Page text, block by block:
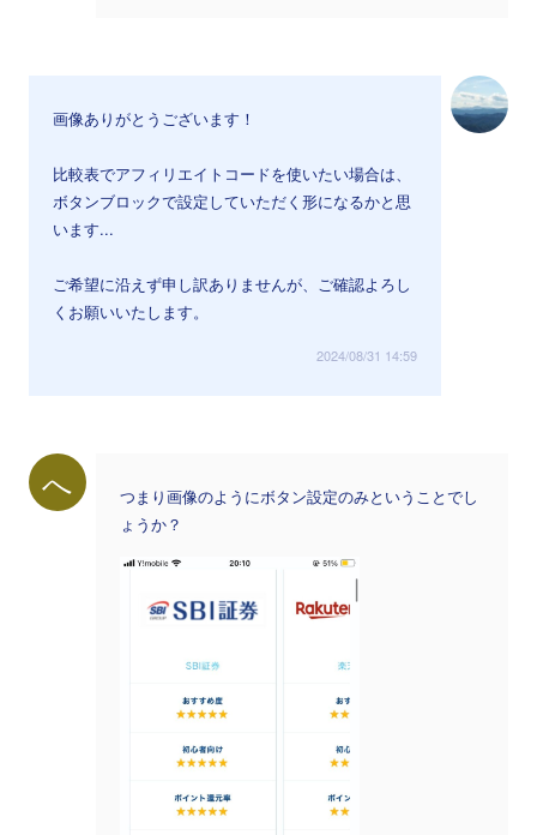
画像ありがとうございます！
比較表でアフィリエイトコードを使いたい場合は、
ボタンブロックで設定していただく形になるかと思
います...
ご希望に沿えず申し訳ありませんが、ご確認よろし
くお願いいたします。
2024/08/31 14:59
へ
つまり画像のようにボタン設定のみということでし
ょうか？